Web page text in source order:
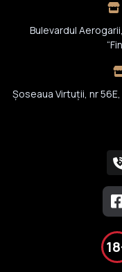
Bulevardul
Șoseaua Virtuții, nr